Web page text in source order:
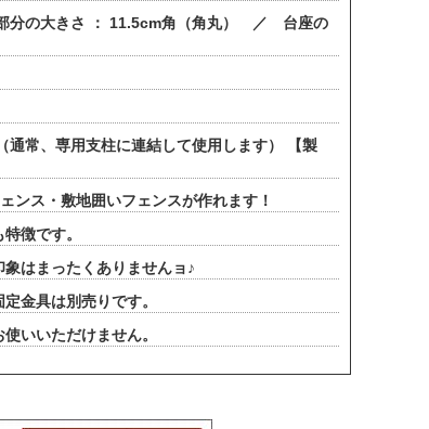
の大きさ ： 11.5cm角（角丸） ／ 台座の
常、専用支柱に連結して使用します） 【製
ンス・敷地囲いフェンスが作れます！
徴です。
はまったくありませんョ♪
金具は別売りです。
いいただけません。